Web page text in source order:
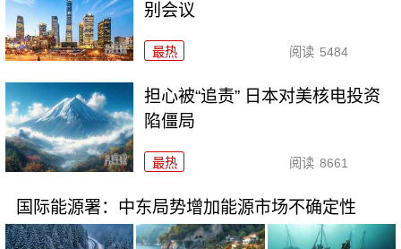
别会议
最热 阅读 5484
担心被“追责” 日本对美核电投资
陷僵局
最热 阅读 8661
国际能源署：中东局势增加能源市场不确定性